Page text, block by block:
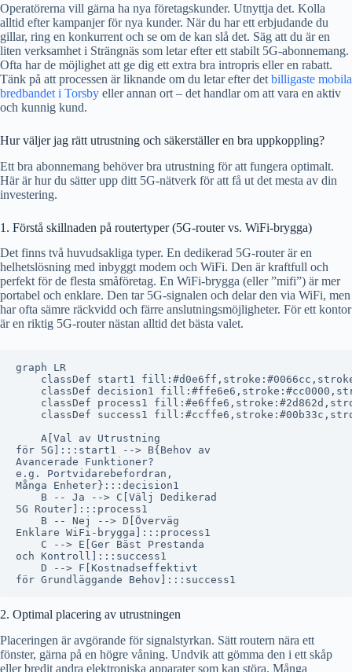
Operatörerna vill gärna ha nya företagskunder. Utnyttja det. Kolla
alltid efter kampanjer för nya kunder. När du har ett erbjudande du
gillar, ring en konkurrent och se om de kan slå det. Säg att du är en
liten verksamhet i Strängnäs som letar efter ett stabilt 5G-abonnemang.
Ofta har de möjlighet att ge dig ett extra bra intropris eller en rabatt.
Tänk på att processen är liknande om du letar efter det billigaste mobila
bredbandet i Torsby eller annan ort – det handlar om att vara en aktiv
och kunnig kund.
Hur väljer jag rätt utrustning och säkerställer en bra uppkoppling?
Ett bra abonnemang behöver bra utrustning för att fungera optimalt.
Här är hur du sätter upp ditt 5G-nätverk för att få ut det mesta av din
investering.
1. Förstå skillnaden på routertyper (5G-router vs. WiFi-brygga)
Det finns två huvudsakliga typer. En dedikerad 5G-router är en
helhetslösning med inbyggt modem och WiFi. Den är kraftfull och
perfekt för de flesta småföretag. En WiFi-brygga (eller ”mifi”) är mer
portabel och enklare. Den tar 5G-signalen och delar den via WiFi, men
har ofta sämre räckvidd och färre anslutningsmöjligheter. För ett kontor
är en riktig 5G-router nästan alltid det bästa valet.
graph LR
classDef start1
classDef decision1
classDef process1
classDef success1
    A[Val av Utrustning
för 5G]:::start1 --> B{Behov av
Avancerade Funktioner?
e.g. Portvidarebefordran,
Många Enheter}:::decision1
    B -- Ja --> C[Välj Dedikerad
5G Router]:::process1
    B -- Nej --> D[Överväg
Enklare WiFi-brygga]:::process1
    C --> E[Ger Bäst Prestanda
och Kontroll]:::success1
    D --> F[Kostnadseffektivt
2. Optimal placering av utrustningen
Placeringen är avgörande för signalstyrkan. Sätt routern nära ett
fönster, gärna på en högre våning. Undvik att gömma den i ett skåp
eller bredit andra elektroniska apparater som kan störa. Många